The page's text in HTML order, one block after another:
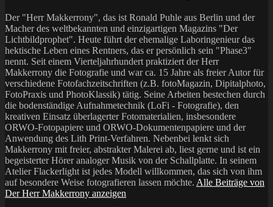
Der "Herr Makkerrony", das ist Ronald Puhle aus Berlin und der
Macher des weltbekannten und einzigartigen Magazins "Der
Lichtbildprophet". Heute führt der ehemalige Laboringenieur das
hektische Leben eines Rentners, das er persönlich sein "Phase3"
nennt. Seit einem Vierteljahrhundert praktiziert der Herr
Makkerrony die Fotografie und war ca. 15 Jahre als freier Autor für
verschiedene Fotofachzeitschriften (z.B. fotoMagazin, Dipitalphoto,
FotoPraxis und PhotoKlassik) tätig. Seine Arbeiten bestechen durch
die bodenständige Aufnahmetechnik (LoFi - Fotografie), den
kreativen Einsatz überlagerter Fotomaterialien, insbesondere
ORWO-Fotopapiere und ORWO-Dokumentenpapiere und der
Anwendung des Lith Print-Verfahren. Nebenbei lenkt sich
Makkerrony mit freier, abstrakter Malerei ab, liest gerne und ist ein
begeisterter Hörer analoger Musik von der Schallplatte. In seinem
Atelier Flackerlight ist jedes Modell willkommen, das sich von ihm
auf besondere Weise fotografieren lassen möchte. Alle Beiträge von
Der Herr Makkerrony anzeigen